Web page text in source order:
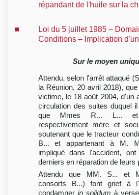
répandant de l'huile sur la
Loi du 5 juillet 1985 –
Conditions – Implication
Sur le moyen
Attendu, selon l'arrêt attaqué
la Réunion, 20 avril 2018),
victime, le 18 août 2004, d'un
circulation des suites duquel
que Mmes R... L...
respectivement mère et
soutenant que le tracteur
B... et appartenant à M.
impliqué dans l'accident,
derniers en réparation de leurs
Attendu que MM. S... et
consorts B...) font grief à
condamner in solidum à